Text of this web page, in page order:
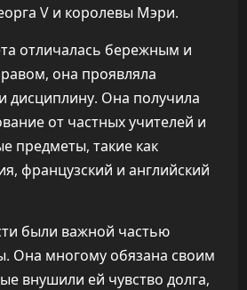
V и королевы Мэри.
отличалась бережным и
она проявляла
дисциплину. Она получила
от частных учителей и
предметы, такие как
французский и английский
были важной частью
Она многому обязана своим
внушили ей чувство долга,